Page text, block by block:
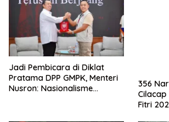
Jadi Pembicara di Diklat
Pratama DPP GMPK, Menteri
Nusron: Nasionalisme
356
Cilacap
Fitri